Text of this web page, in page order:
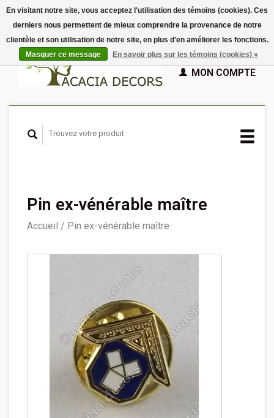
EUR
GBPFrançais
Nederlands
Español
PANIER (€0,00)
MON COMPTE
Pin ex-vénérable maître
Accueil / Pin ex-vénérable maître
En visitant notre site, vous acceptez l'utilisation des témoins (cookies). Ces
derniers nous permettent de mieux comprendre la provenance de notre
clientèle et son utilisation de notre site, en plus d'en améliorer les fonctions.
Masquer ce message
En savoir plus sur les témoins (cookies) »